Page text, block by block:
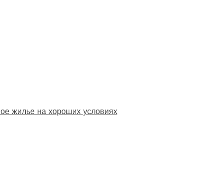
жилье на хороших условиях